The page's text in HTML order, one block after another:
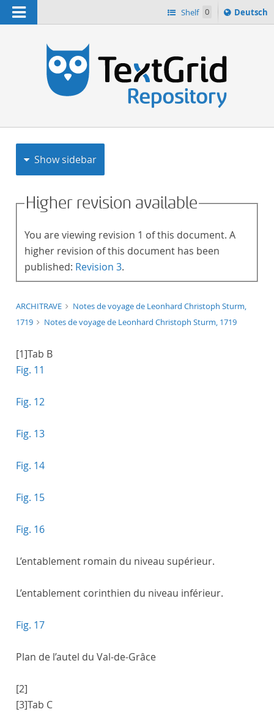
Navigation Shelf 0
Sprache
ï¿½ndern
Deutsch
Show sidebar
Higher revision available
You are viewing revision 1 of this document. A
higher revision of this document has been
published: Revision 3.
ARCHITRAVE
Notes de voyage de Leonhard Christoph Sturm,
1719
Notes de voyage de Leonhard Christoph Sturm, 1719
[1]Tab B
Fig. 11
Fig. 12
Fig. 13
Fig. 14
Fig. 15
Fig. 16
L’entablement romain du niveau supérieur.
L’entablement corinthien du niveau inférieur.
Fig. 17
Plan de l’autel du Val-de-Grâce
[2]
[3]Tab C